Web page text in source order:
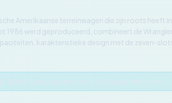
Amerikaanse terreinwagen die zijn roots
1986 werd geproduceerd, combineert de
karakteristieke design met de zeven-